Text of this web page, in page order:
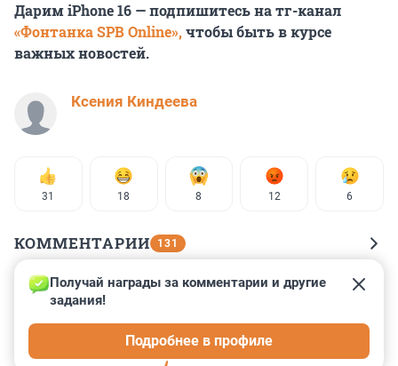
Дарим iPhone 16 — подпишитесь на тг-канал
«Фонтанка SPB Online»,чтобы быть в курсе
важных новостей.
Ксения Киндеева
31 18 8 12 6
КОММЕНТАРИИ 131
Гость
13 декабря 2024, 02:18
Теперь в Ростове с Витюней на содержании у
Получай награды за комментарии и другие
задания!
Подробнее в профиле